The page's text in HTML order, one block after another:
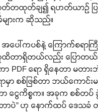
တ်တထုတ်ချ၍ ရဟတ်ယာဉ် ပ
များက ဆိုသည်။
အပေါ်ကပစ်နဲ့ ကြောက်စရ
ထိတာရှိတယ်လည်း ပြောတယ်
ာ PDF ရော ရှိနေတာ မတ
ာမှာ စစ်ဖြစ်တာ ဘယ်ကော
ငွေကိစ္စက။ အခုက စစ်တပ်
ပဲ” ဟု နောက်ထပ် ဒေသခံ တ